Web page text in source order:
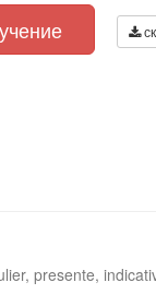
presente,